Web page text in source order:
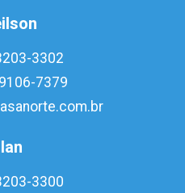
3302
7379
3300